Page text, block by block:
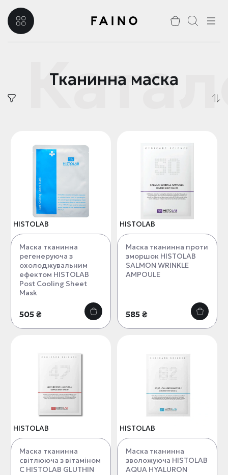
Тканинна маска
HISTOLAB
Маска тканинна
регенеруюча з
охолоджувальним
ефектом HISTOLAB
Post Cooling Sheet
Mask
505 ₴
HISTOLAB
Маска тканинна проти
зморшок HISTOLAB
SALMON WRINKLE
AMPOULE
585 ₴
HISTOLAB
Маска тканинна
світлююча з вітаміном
С HISTOLAB GLUTHIN
HISTOLAB
Маска тканинна
зволожуюча HISTOLAB
AQUA HYALURON